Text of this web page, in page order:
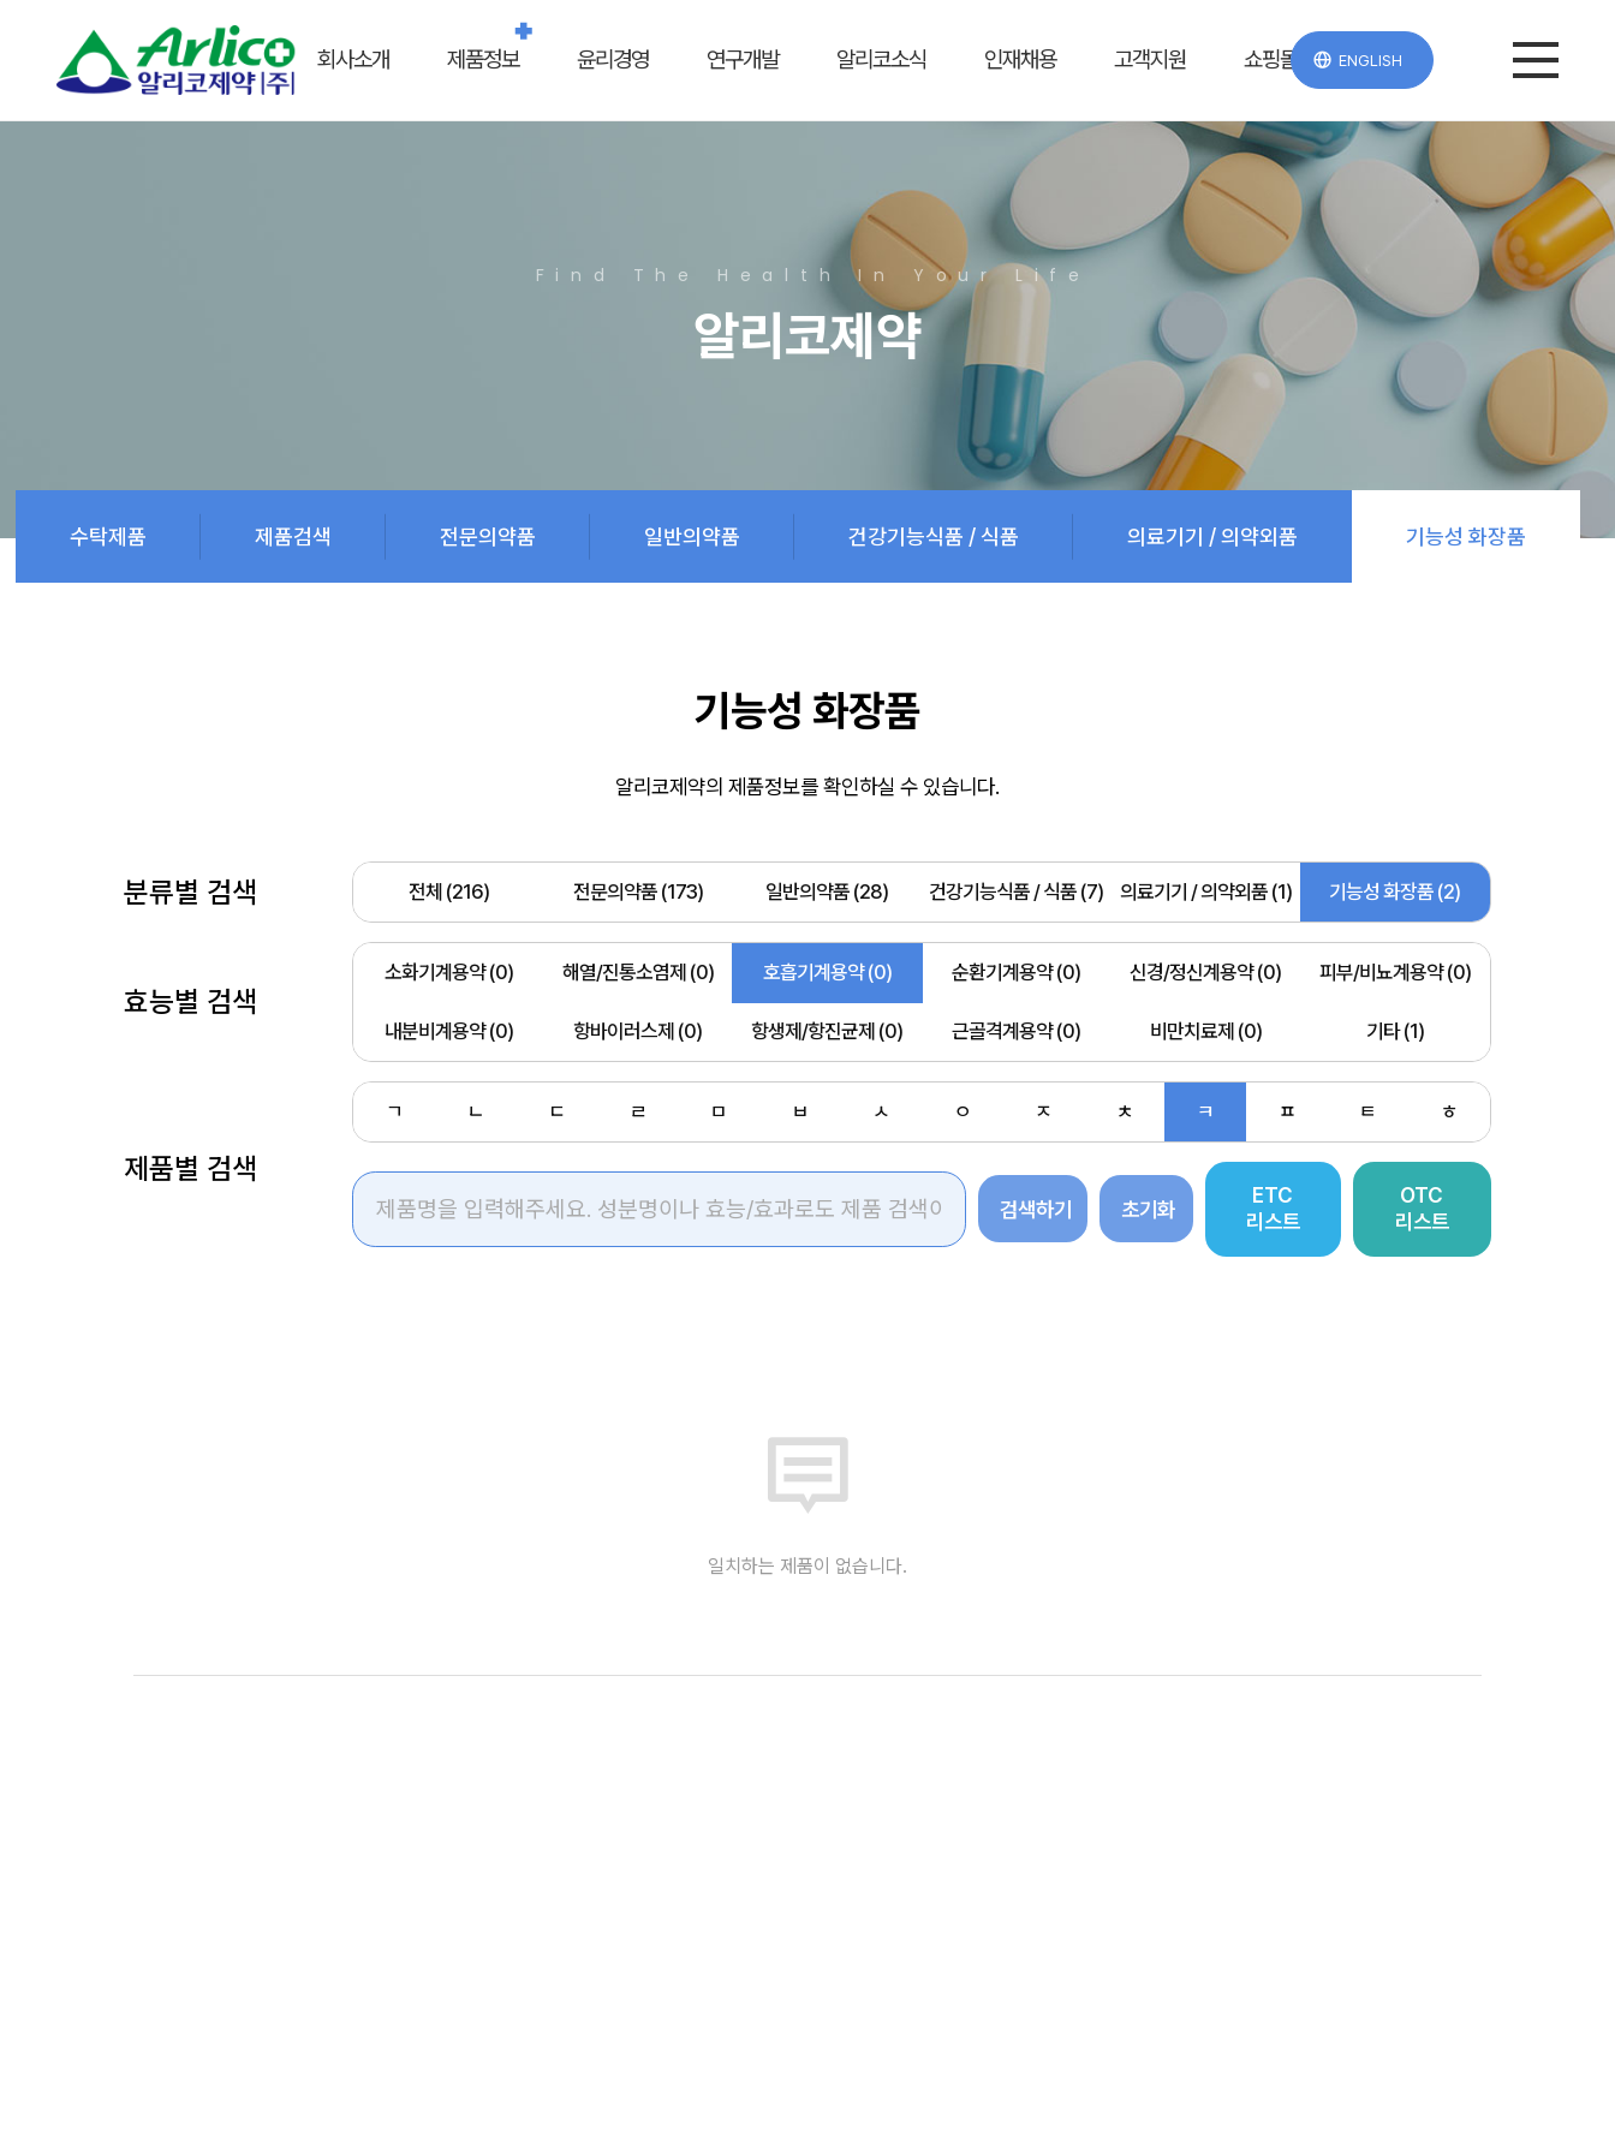
회사소개 제품정보 윤리경영 연구개발 알리코소식 인재채용 고객지원 쇼핑몰 ENGLISH
Find The Health In Your Life
알리코제약
수탁제품 제품검색 전문의약품 일반의약품 건강기능식품 / 식품 의료기기 / 의약외품 기능성 화장품
기능성 화장품
알리코제약의 제품정보를 확인하실 수 있습니다.
분류별 검색 전체 (216) 전문의약품 (173) 일반의약품 (28) 건강기능식품 / 식품 (7) 의료기기 / 의약외품 (1) 기능성 화장품 (2)
효능별 검색
소화기계용약 (0) 해열/진통소염제 (0) 호흡기계용약 (0) 순환기계용약 (0) 신경/정신계용약 (0) 피부/비뇨계용약 (0)
내분비계용약 (0) 항바이러스제 (0) 항생제/항진균제 (0) 근골격계용약 (0) 비만치료제 (0) 기타 (1)
제품별 검색
ㄱ ㄴ ㄷ ㄹ ㅁ ㅂ ㅅ ㅇ ㅈ ㅊ ㅋ ㅍ ㅌ ㅎ
검색하기 초기화
ETC
리스트
OTC
리스트
일치하는 제품이 없습니다.